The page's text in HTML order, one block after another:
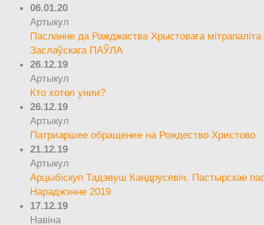
06.01.20
Артыкул
Пасланне да Ражджаства Хрыстовага мітрапаліта
Заслаўскага ПАЎЛА
26.12.19
Артыкул
Кто хотел унии?
26.12.19
Артыкул
Патриаршее обращение на Рождество Христово
21.12.19
Артыкул
Арцыбіскуп Тадэвуш Кандрусевіч. Пастырскае
Нараджэнне 2019
17.12.19
Навіна